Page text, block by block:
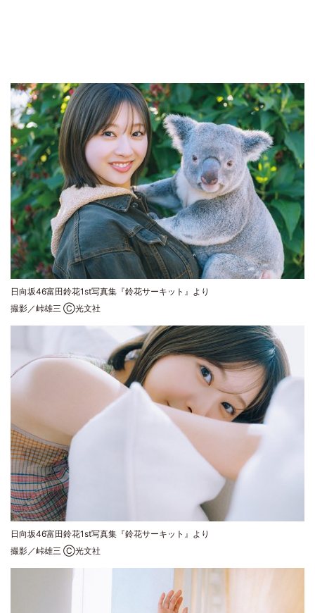
日向坂46富田鈴花1st写真集『鈴花サーキット』より
撮影／峠雄三 Ⓒ光文社
日向坂46富田鈴花1st写真集『鈴花サーキット』より
撮影／峠雄三 Ⓒ光文社